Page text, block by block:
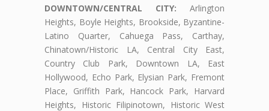
DOWNTOWN/CENTRAL CITY: Arlington
Heights, Boyle Heights, Brookside, Byzantine-
Latino Quarter, Cahuega Pass, Carthay,
Chinatown/Historic LA, Central City East,
Country Club Park, Downtown LA, East
Hollywood, Echo Park, Elysian Park, Fremont
Place, Griffith Park, Hancock Park, Harvard
Heights, Historic Filipinotown, Historic West